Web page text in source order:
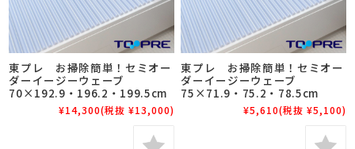
東プレ お掃除簡単！セミオー
ダーイージーウェーブ
70×192.9・196.2・199.5cm
¥14,300(税抜 ¥13,000)
東プレ お掃除簡単！セミオー
ダーイージーウェーブ
75×71.9・75.2・78.5cm
¥5,610(税抜 ¥5,100)